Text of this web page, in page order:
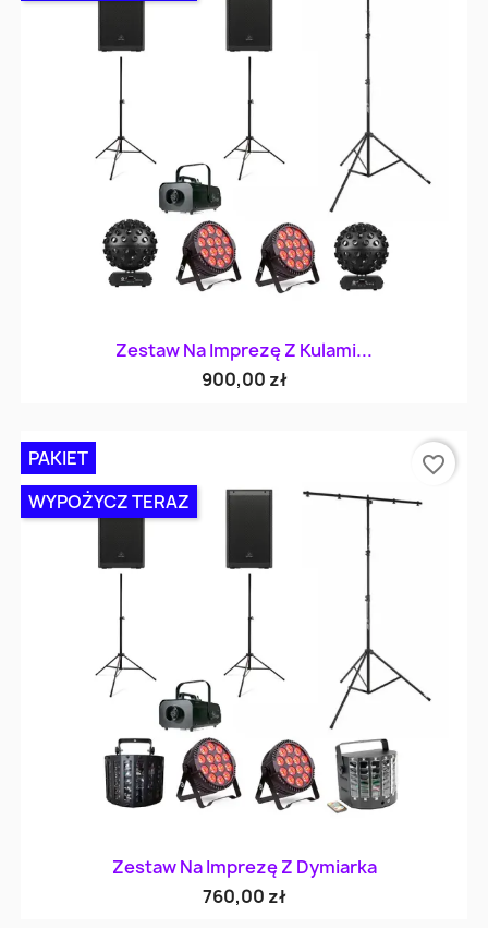
Zestaw Na Imprezę Z Kulami...
900,00 zł
Zestaw Na Imprezę Z Dymiarka
760,00 zł
PAKIET
WYPOŻYCZ TERAZ
favorite_border